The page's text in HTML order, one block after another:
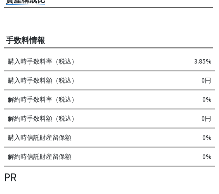
手数料情報
購入時手数料率（税込） 3.85%
購入時手数料額（税込） 0円
解約時手数料率（税込） 0%
解約時手数料額（税込） 0円
購入時信託財産留保額 0%
解約時信託財産留保額 0%
PR